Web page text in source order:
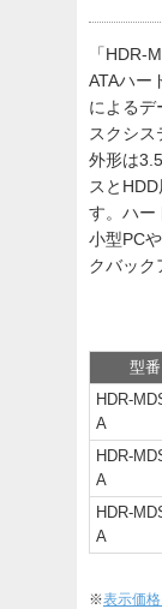
「HDR-
ATAハー
によるデ
スクシス
外形は
スと
す。ハー
小型PC
クバック
型番
HDR-
A
HDR-
A
HDR-
A
※表示価